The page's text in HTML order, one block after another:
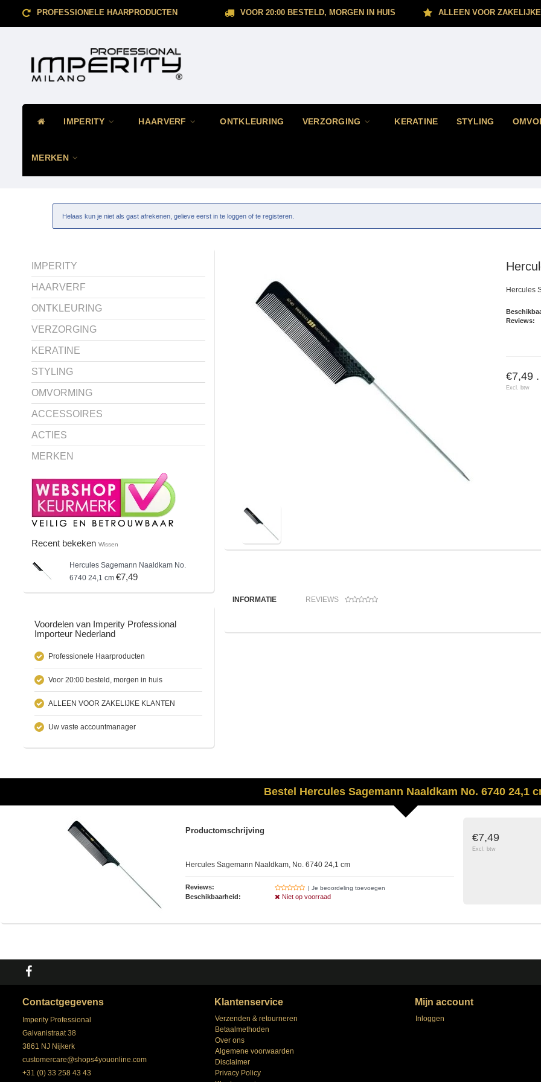
PROFESSIONELE HAARPRODUCTEN VOOR 20:00 BESTELD, MORGEN IN HUIS ALLEEN VOOR
IMPERITY HAARVERF ONTKLEURING VERZORGING KERATINE STYLING
MERKEN
Helaas kun je niet als gast afrekenen, gelieve eerst in te loggen of te registeren.
IMPERITY
HAARVERF
ONTKLEURING
VERZORGING
KERATINE
STYLING
OMVORMING
ACCESSOIRES
ACTIES
MERKEN
Recent bekeken Wissen
Hercules Sagemann Naaldkam No.
6740 24,1 cm €7,49
Voordelen van Imperity Professional
Importeur Nederland
Professionele Haarproducten
Voor 20:00 besteld, morgen in huis
ALLEEN VOOR ZAKELIJKE KLANTEN
Uw vaste accountmanager
Hercules
Reviews:
€7,49 .
Excl. btw
INFORMATIE REVIEWS
Bestel Hercules Sagemann Naaldkam No. 6740 24,1
Productomschrijving
Hercules Sagemann Naaldkam, No. 6740 24,1 cm
Reviews: | Je beoordeling toevoegen
Beschikbaarheid: Niet op voorraad
€7,49
Excl. btw
Contactgegevens
Imperity Professional
Galvanistraat 38
3861 NJ Nijkerk
customercare@shops4youonline.com
+31 (0) 33 258 43 43
Klantenservice
Verzenden & retourneren
Betaalmethoden
Over ons
Algemene voorwaarden
Disclaimer
Privacy Policy
Mijn account
Inloggen